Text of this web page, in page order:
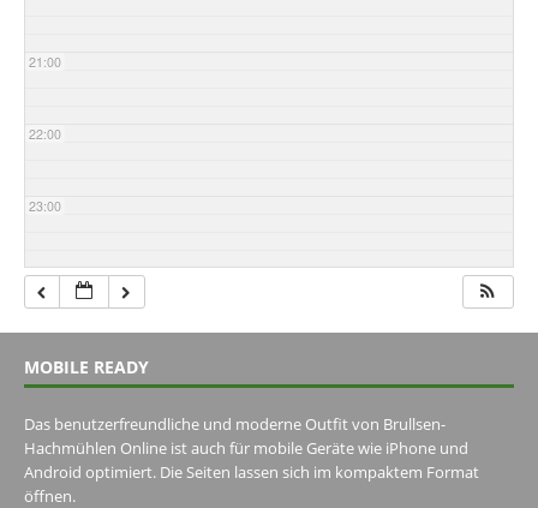
21:00
22:00
23:00
MOBILE READY
Das benutzerfreundliche und moderne Outfit von Brullsen-
Hachmühlen Online ist auch für mobile Geräte wie iPhone und
Android optimiert. Die Seiten lassen sich im kompaktem Format
öffnen.